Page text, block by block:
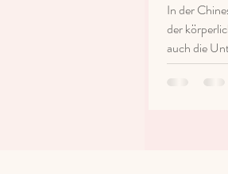
In der
der
auch die